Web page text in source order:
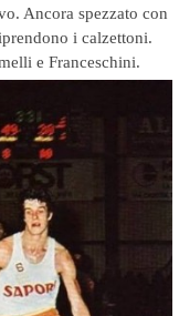
Ancora spezzato con
i calzettoni.
e Franceschini.